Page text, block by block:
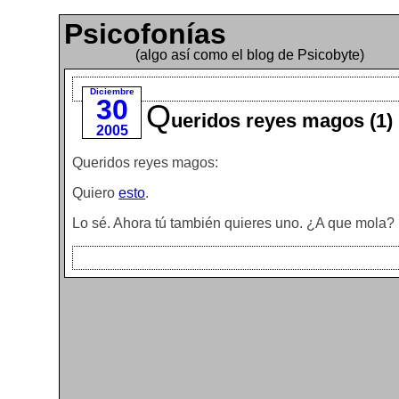
Psicofonías
(algo así como el blog de Psicobyte)
Diciembre
30
2005 Queridos reyes magos (1)
Queridos reyes magos:
Quieroesto.
Lo sé. Ahora tú también quieres uno. ¿A que mola?